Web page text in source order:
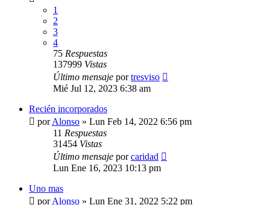
1
2
3
4
75 Respuestas
137999 Vistas
Último mensaje portresviso
Mié Jul 12, 2023 6:38 am
Recién incorporados
porAlonso » Lun Feb 14, 2022 6:56 pm
11 Respuestas
31454 Vistas
Último mensaje porcaridad
Lun Ene 16, 2023 10:13 pm
Uno mas
porAlonso » Lun Ene 31, 2022 5:22 pm